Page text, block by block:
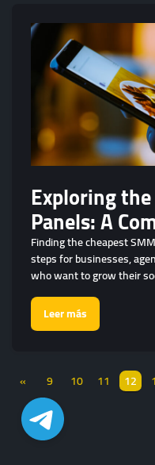
Exploring
Panels: A
Finding the cheapest
steps for businesses,
who want to grow their
Leer más
« 9 10 11 12